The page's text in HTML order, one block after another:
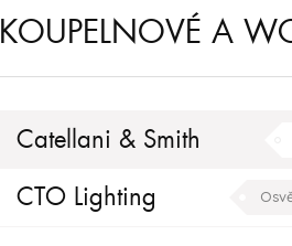
KOUPELNOVÉ A
Catellani & Smith
CTO Lighting